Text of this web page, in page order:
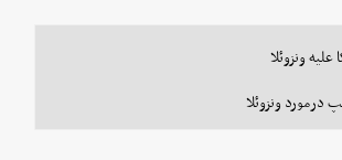
ونزوئلا
درمورد ونزوئلا